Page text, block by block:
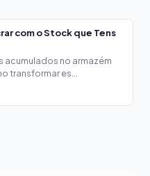
com o Stock que Tens
acumulados no armazém
transformar es...